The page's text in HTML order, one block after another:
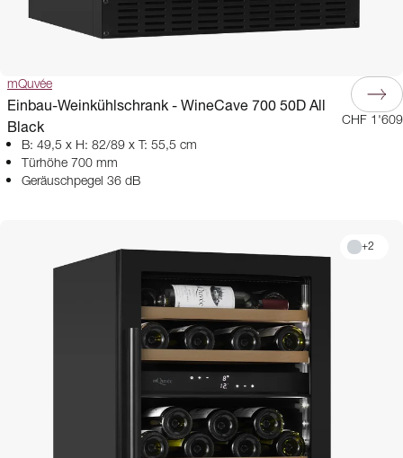
mQuvée
Einbau-Weinkühlschrank - WineCave 700 50D All
Black
B: 49,5 x H: 82/89 x T: 55,5 cm
Türhöhe 700 mm
Geräuschpegel 36 dB
CHF 1'609
+2